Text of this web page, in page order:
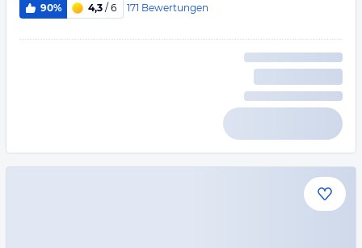
90% 4,3 / 6 171 Bewertungen